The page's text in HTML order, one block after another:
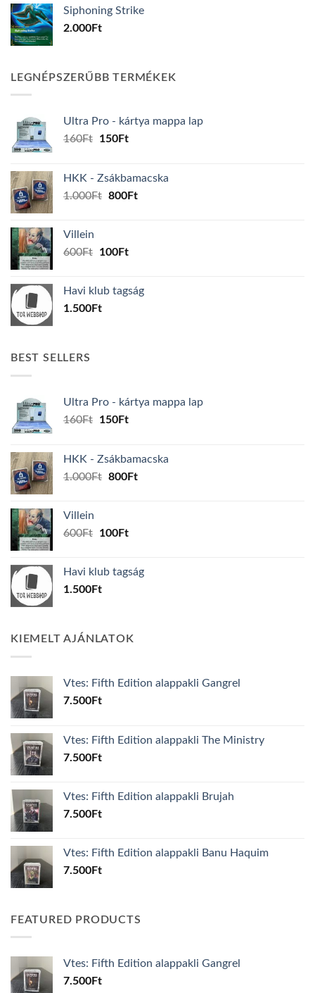
Siphoning Strike
2.000Ft
LEGNÉPSZERŰBB TERMÉKEK
Ultra Pro - kártya mappa lap
160Ft
Original
160Ft.
150FtCurrent
150Ft.
HKK - Zsákbamacska
1.000Ft Original
800FtCurrent
Villein
600Ft
Original
600Ft.
100FtCurrent
100Ft.
Havi klub tagság
1.500Ft
BEST SELLERS
Ultra Pro - kártya mappa lap
160Ft
Original
160Ft.
150FtCurrent
150Ft.
HKK - Zsákbamacska
1.000Ft Original
800FtCurrent
Villein
600Ft
Original
600Ft.
100FtCurrent
100Ft.
Havi klub tagság
1.500Ft
KIEMELT AJÁNLATOK
Vtes: Fifth Edition alappakli Gangrel
7.500Ft
Vtes: Fifth Edition alappakli The Ministry
7.500Ft
Vtes: Fifth Edition alappakli Brujah
7.500Ft
Vtes: Fifth Edition alappakli Banu Haquim
7.500Ft
FEATURED PRODUCTS
Vtes: Fifth Edition alappakli Gangrel
7.500Ft